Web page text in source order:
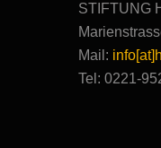
STIFTUNG
Mail:
Tel: 0221-